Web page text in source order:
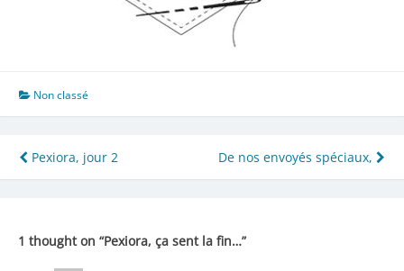
Non classé
Navigation
de
Pexiora, jour 2 De nos envoyés spéciaux,
1 thought on “Pexiora, ça sent la fin…”